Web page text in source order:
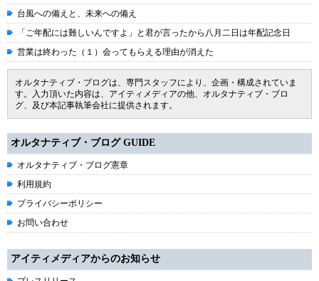
台風への備えと、未来への備え
「ご年配には難しいんですよ」と君が言ったから八月二日は年配記念日
営業は終わった（１）会ってもらえる理由が消えた
オルタナティブ・ブログは、専門スタッフにより、企画・構成されていま
す。入力頂いた内容は、アイティメディアの他、オルタナティブ・ブロ
グ、及び本記事執筆会社に提供されます。
オルタナティブ・ブログ GUIDE
オルタナティブ・ブログ憲章
利用規約
プライバシーポリシー
お問い合わせ
アイティメディアからのお知らせ